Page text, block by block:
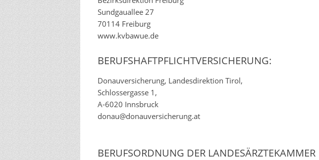
Sundgauallee 27
70114 Freiburg
www.kvbawue.de
BERUFSHAFTPFLICHTVERSICHERUNG:
Donauversicherung, Landesdirektion Tirol,
Schlossergasse 1,
A-6020 Innsbruck
donau@donauversicherung.at
BERUFSORDNUNG DER LANDESÄRZTEKAMMER